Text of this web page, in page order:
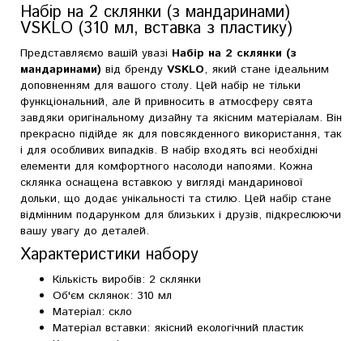
Набір на 2 склянки (з мандаринами)
VSKLO (310 мл, вставка з пластику)
Представляємо вашій увазі Набір на 2 склянки (з
мандаринами) від бренду VSKLO, який стане ідеальним
доповненням для вашого столу. Цей набір не тільки
функціональний, але й привносить в атмосферу свята
завдяки оригінальному дизайну та якісним матеріалам. Він
прекрасно підійде як для повсякденного використання, так
і для особливих випадків. В набір входять всі необхідні
елементи для комфортного насолоди напоями. Кожна
склянка оснащена вставкою у вигляді мандаринової
дольки, що додає унікальності та стилю. Цей набір стане
відмінним подарунком для близьких і друзів, підкреслюючи
вашу увагу до деталей.
Характеристики набору
Кількість виробів: 2 склянки
Об'єм склянок: 310 мл
Матеріал: скло
Матеріал вставки: якісний екологічний пластик